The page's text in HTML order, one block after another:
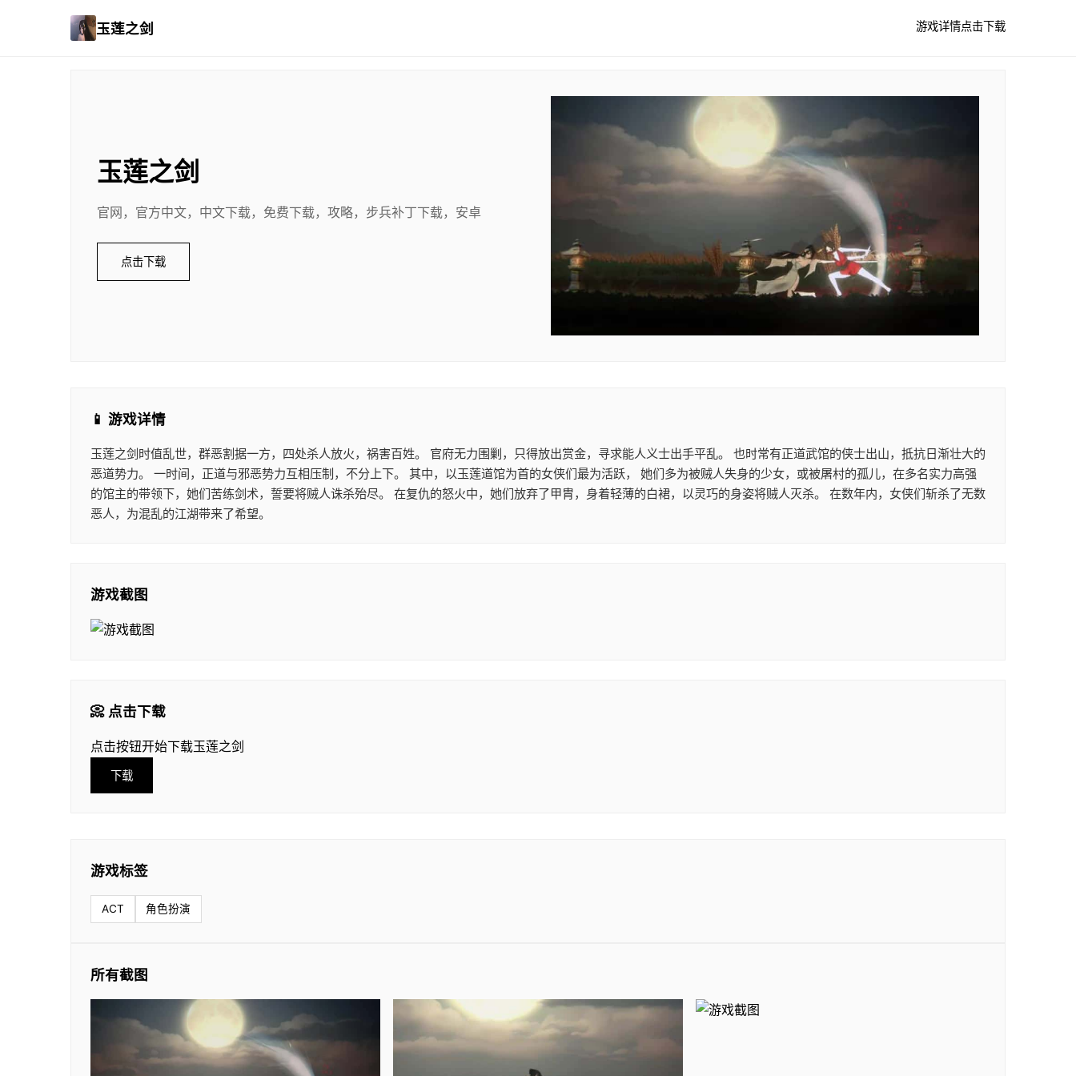
玉莲之剑 游戏详情点击下载
玉莲之剑
官网，官方中文，中文下载，免费下载，攻略，步兵补丁下载，安卓
点击下载
📱 游戏详情
玉莲之剑时值乱世，群恶割据一方，四处杀人放火，祸害百姓。 官府无力围剿，只得放出赏金，寻求能人义士出手平乱。 也时常有正道武馆的侠士出山，抵抗日渐壮大的
恶道势力。 一时间，正道与邪恶势力互相压制，不分上下。 其中，以玉莲道馆为首的女侠们最为活跃， 她们多为被贼人失身的少女，或被屠村的孤儿，在多名实力高强
的馆主的带领下，她们苦练剑术，誓要将贼人诛杀殆尽。 在复仇的怒火中，她们放弃了甲胄，身着轻薄的白裙，以灵巧的身姿将贼人灭杀。 在数年内，女侠们斩杀了无数
恶人，为混乱的江湖带来了希望。
游戏截图
📀 点击下载
点击按钮开始下载玉莲之剑
下载
游戏标签
ACT 角色扮演
所有截图